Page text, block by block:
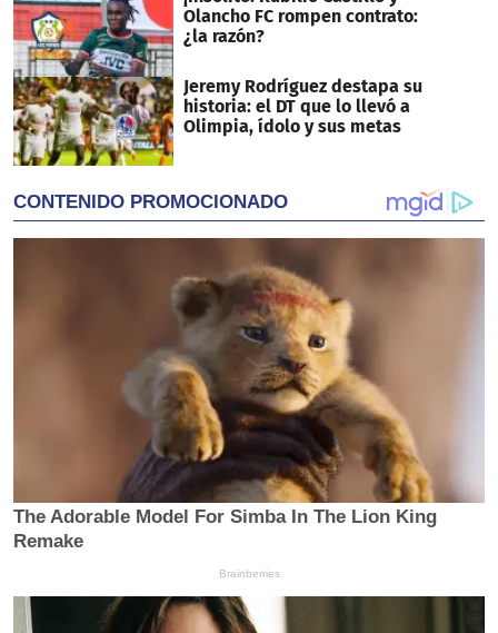
Olancho FC rompen contrato:
¿la razón?
Jeremy Rodríguez destapa su
historia: el DT que lo llevó a
Olimpia, ídolo y sus metas